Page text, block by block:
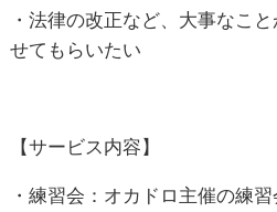
・法律の改正など、大事なこ
せてもらいたい
【サービス内容】
・練習会：オカドロ主催の練